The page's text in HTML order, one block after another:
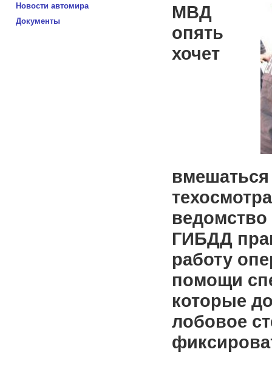
Новости автомира
Документы
МВД
опять
хочет
ведомство
ГИБДД
работу
помощи
которые
лобовое